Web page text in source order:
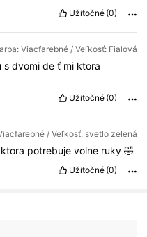
Užitočné (0)
Viacfarebné / Veľkosť: Fialová
s dvomi de ť mi ktora
Užitočné (0)
/ Veľkosť: svetlo zelená
ktora potrebuje volne ruky 🤣
Užitočné (0)